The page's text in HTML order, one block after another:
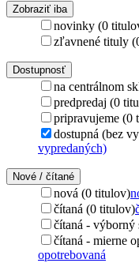
Zobraziť iba
novinky (0
zľavnené tituly
Dostupnosť
na centrálnom
predpredaj (0
pripravujeme (0
dostupná (bez
vypredaných)
Nové / čítané
nová (0 titulov)
čítaná (0 titulov)
čítaná - výborný
čítaná - mierne
opotrebovaná